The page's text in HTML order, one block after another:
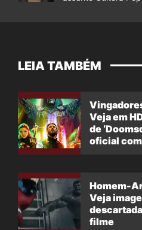
LEIA TAMBÉM
Veja em
de
oficial
Homem-
Veja
filme